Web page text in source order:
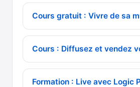
Cours gratuit : Vivre de sa
Cours : Diffusez et vendez
Formation : Live avec Logic